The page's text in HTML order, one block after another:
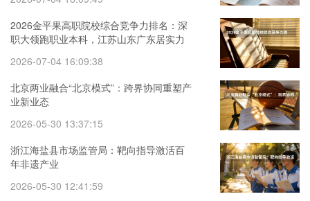
2026金平果高职院校综合竞争力排名：深
职大领跑职业本科，江苏山东广东居实力
2026-07-04 16:09:38
北京两业融合“北京模式”：跨界协同重塑产
业新业态
2026-05-30 13:37:15
浙江海盐县市场监管局：靶向指导激活百
年非遗产业
2026-05-30 12:41:59